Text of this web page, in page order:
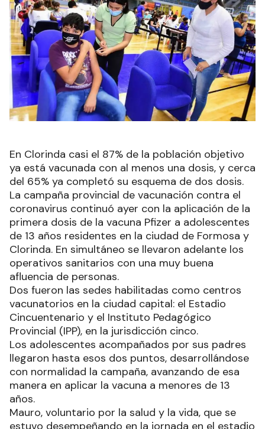
En Clorinda casi el 87% de la población objetivo
ya está vacunada con al menos una dosis, y cerca
del 65% ya completó su esquema de dos dosis.
La campaña provincial de vacunación contra el
coronavirus continuó ayer con la aplicación de la
primera dosis de la vacuna Pfizer a adolescentes
de 13 años residentes en la ciudad de Formosa y
Clorinda. En simultáneo se llevaron adelante los
operativos sanitarios con una muy buena
afluencia de personas.
Dos fueron las sedes habilitadas como centros
vacunatorios en la ciudad capital: el Estadio
Cincuentenario y el Instituto Pedagógico
Provincial (IPP), en la jurisdicción cinco.
Los adolescentes acompañados por sus padres
llegaron hasta esos dos puntos, desarrollándose
con normalidad la campaña, avanzando de esa
manera en aplicar la vacuna a menores de 13
años.
Mauro, voluntario por la salud y la vida, que se
estuvo desempeñando en la jornada en el estadio